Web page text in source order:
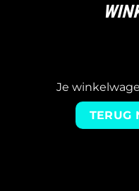
Je
TERUG